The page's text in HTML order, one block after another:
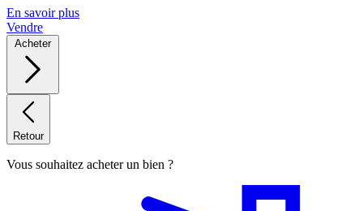
En savoir plus
Vendre
Acheter
Retour
Vous souhaitez acheter un bien ?